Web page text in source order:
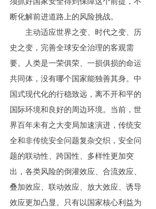
断化解前进道路上的风险挑战。
主动适应世界之变、时代之变、历
史之变，完善全球安全治理的客观需
要。人类是一荣俱荣、一损俱损的命运
共同体，没有哪个国家能独善其身。中
国式现代化的行稳致远，离不开和平的
国际环境和良好的周边环境。当前，世
界百年未有之大变局加速演进，传统安
全和非传统安全问题复杂交织，安全问
题的联动性、跨国性、多样性更加突
出，各类风险的倒灌效应、合流效应、
叠加效应、联动效应、放大效应、诱导
效应更加凸显。只有以国家核心利益为